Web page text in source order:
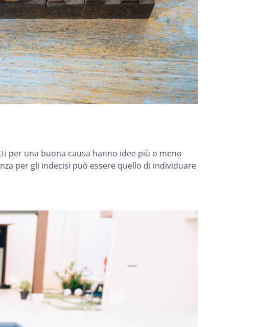
per una buona causa hanno idee più o meno
per gli indecisi può essere quello di individuare